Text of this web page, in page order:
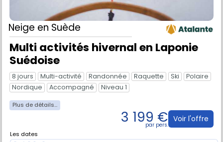
Neige en Suède
Multi activités hivernal en Laponie
Suédoise
8 jours Multi-activité Randonnée Raquette Ski
Polaire
Nordique
Accompagné Niveau 1
3 199 € Voir l'offre
Les dates